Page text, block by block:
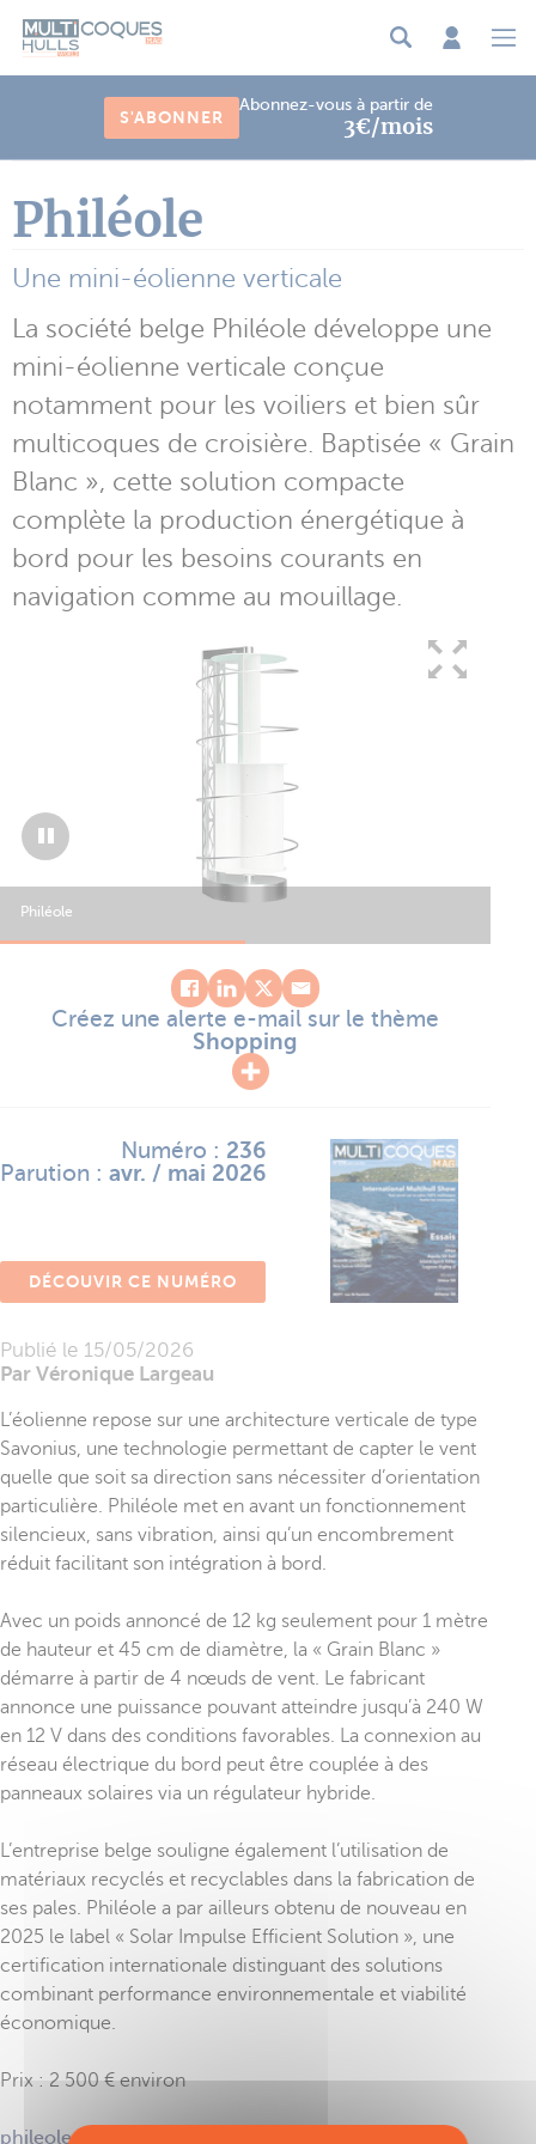
S'ABONNER
Abonnez-vous à partir de
3€/mois
Philéole
Une mini-éolienne verticale
La société belge Philéole développe une
mini-éolienne verticale conçue
notamment pour les voiliers et bien sûr
multicoques de croisière. Baptisée « Grain
Blanc », cette solution compacte
complète la production énergétique à
bord pour les besoins courants en
navigation comme au mouillage.
Philéole
Créez une alerte e-mail sur le thème
Shopping
Publié le 15/05/2026
Par Véronique Largeau
Numéro : 236
Parution : avr. / mai 2026
DÉCOUVIR CE NUMÉRO
L’éolienne repose sur une architecture verticale de type
Savonius, une technologie permettant de capter le vent
quelle que soit sa direction sans nécessiter d’orientation
particulière. Philéole met en avant un fonctionnement
silencieux, sans vibration, ainsi qu’un encombrement
réduit facilitant son intégration à bord.
Avec un poids annoncé de 12 kg seulement pour 1 mètre
de hauteur et 45 cm de diamètre, la « Grain Blanc »
démarre à partir de 4 nœuds de vent. Le fabricant
annonce une puissance pouvant atteindre jusqu’à 240 W
en 12 V dans des conditions favorables. La connexion au
réseau électrique du bord peut être couplée à des
panneaux solaires via un régulateur hybride.
L’entreprise belge souligne également l’utilisation de
matériaux recyclés et recyclables dans la fabrication de
ses pales. Philéole a par ailleurs obtenu de nouveau en
2025 le label « Solar Impulse Efficient Solution », une
certification internationale distinguant des solutions
combinant performance environnementale et viabilité
économique.
Prix : 2 500 € environ
phileole.com